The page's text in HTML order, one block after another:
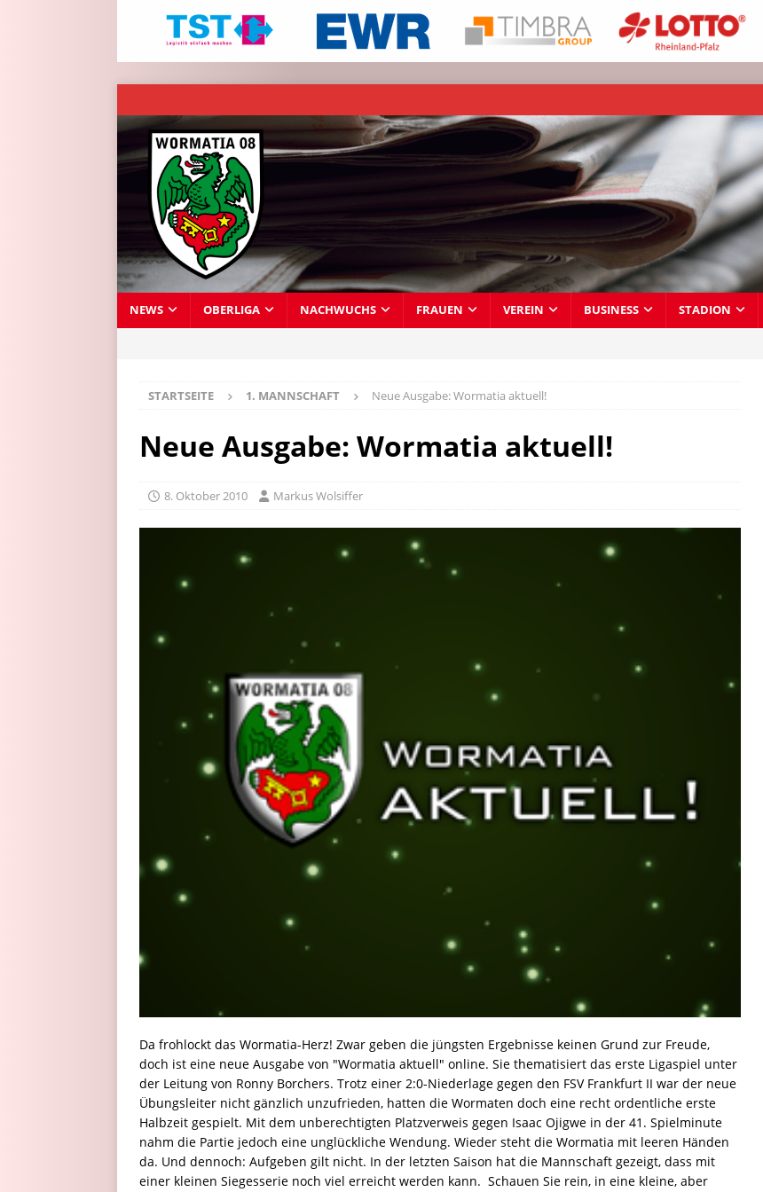
NEWS OBERLIGA NACHWUCHS FRAUEN VEREIN BUSINESS STADION
STARTSEITE 1. MANNSCHAFT Neue Ausgabe: Wormatia aktuell!
Neue Ausgabe: Wormatia aktuell!
8. Oktober 2010 Markus Wolsiffer
Da frohlockt das Wormatia-Herz! Zwar geben die jüngsten Ergebnisse keinen Grund zur Freude,
doch ist eine neue Ausgabe von "Wormatia aktuell" online. Sie thematisiert das erste Ligaspiel unter
der Leitung von Ronny Borchers. Trotz einer 2:0-Niederlage gegen den FSV Frankfurt II war der neue
Übungsleiter nicht gänzlich unzufrieden, hatten die Wormaten doch eine recht ordentliche erste
Halbzeit gespielt. Mit dem unberechtigten Platzverweis gegen Isaac Ojigwe in der 41. Spielminute
nahm die Partie jedoch eine unglückliche Wendung. Wieder steht die Wormatia mit leeren Händen
da. Und dennoch: Aufgeben gilt nicht. In der letzten Saison hat die Mannschaft gezeigt, dass mit
einer kleinen Siegesserie noch viel erreicht werden kann. Schauen Sie rein, in eine kleine, aber